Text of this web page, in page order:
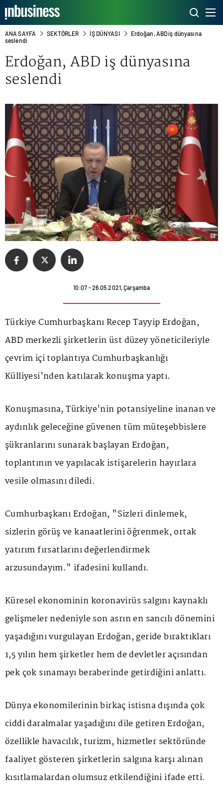
ANA SAYFA SEKTÖRLER İŞ DÜNYASI
Erdoğan, ABD iş dünyasına
seslendi
Erdoğan, ABD iş dünyasına
seslendi
10:07 - 26.05.2021, Çarşamba
Türkiye Cumhurbaşkanı Recep Tayyip Erdoğan,
ABD merkezli şirketlerin üst düzey yöneticileriyle
çevrim içi toplantıya Cumhurbaşkanlığı
Külliyesi'nden katılarak konuşma yaptı.
Konuşmasına, Türkiye'nin potansiyeline inanan ve
aydınlık geleceğine güvenen tüm müteşebbislere
şükranlarını sunarak başlayan Erdoğan,
toplantının ve yapılacak istişarelerin hayırlara
vesile olmasını diledi.
Cumhurbaşkanı Erdoğan, "Sizleri dinlemek,
sizlerin görüş ve kanaatlerini öğrenmek, ortak
yatırım fırsatlarını değerlendirmek
arzusundayım." ifadesini kullandı.
Küresel ekonominin koronavirüs salgını kaynaklı
gelişmeler nedeniyle son asrın en sancılı dönemini
yaşadığını vurgulayan Erdoğan, geride bıraktıkları
1,5 yılın hem şirketler hem de devletler açısından
pek çok sınamayı beraberinde getirdiğini anlattı.
Dünya ekonomilerinin birkaç istisna dışında çok
ciddi daralmalar yaşadığını dile getiren Erdoğan,
özellikle havacılık, turizm, hizmetler sektöründe
faaliyet gösteren şirketlerin salgına karşı alınan
kısıtlamalardan olumsuz etkilendiğini ifade etti.